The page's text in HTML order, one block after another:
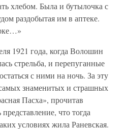
хлебом. Была и бутылочка с
раздобытая им в аптеке.
1921 года, когда Волошин
стрельба, и перепуганные
с ними на ночь. За эту
знаменитых и страшных
Пасха», прочитав
что тогда
условиях жила Раневская.